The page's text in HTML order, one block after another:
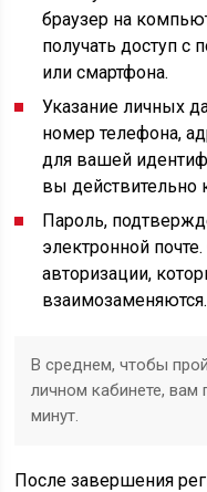
браузер на
получать доступ с
или смартфона.
Указание личных
номер телефона,
для вашей
вы действительно
Пароль,
электронной
авторизации,
взаимозаменяются.
В среднем, чтобы
личном кабинете, вам
минут.
После завершения